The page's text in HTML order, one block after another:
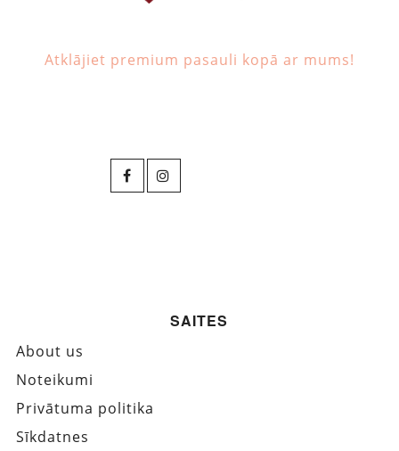
Atklājiet premium pasauli kopā ar mums!
SAITES
About us
Noteikumi
Privātuma politika
Sīkdatnes